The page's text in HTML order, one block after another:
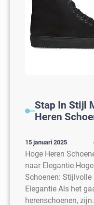
Stap In Stijl
Heren
15 januari 2025
Hoge Heren
naar Elegantie
Schoenen: Stijlvolle
Elegantie Als het
herenschoenen,